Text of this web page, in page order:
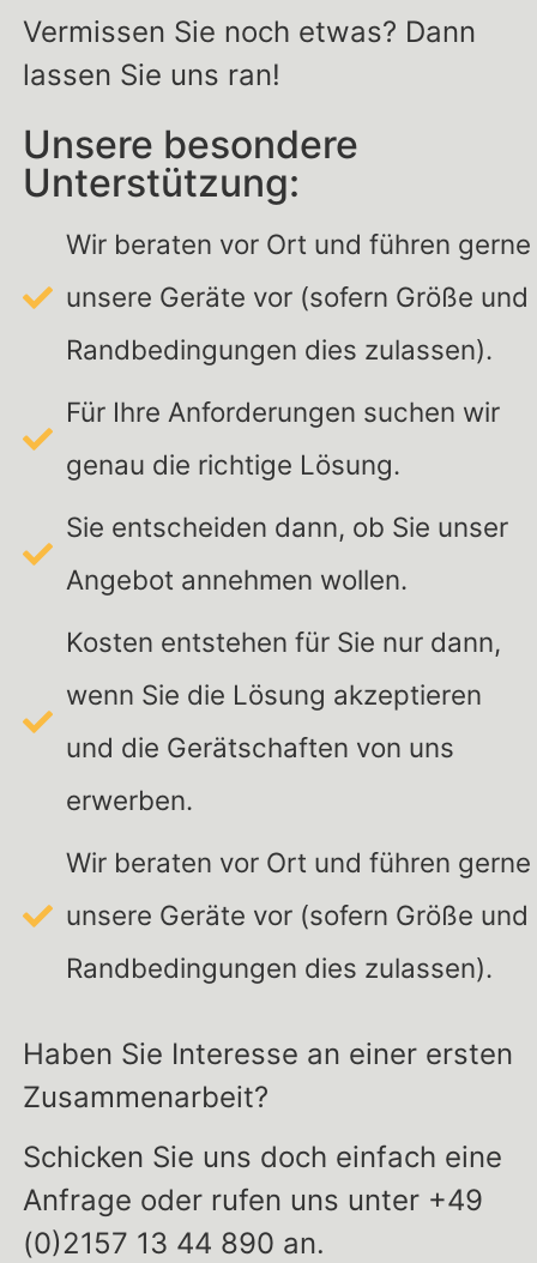
Vermissen Sie noch etwas? Dann
lassen Sie uns ran!
Unsere besondere
Unterstützung:
Wir beraten vor Ort und führen gerne
unsere Geräte vor (sofern Größe und
Randbedingungen dies zulassen).
Für Ihre Anforderungen suchen wir
genau die richtige Lösung.
Sie entscheiden dann, ob Sie unser
Angebot annehmen wollen.
Kosten entstehen für Sie nur dann,
wenn Sie die Lösung akzeptieren
und die Gerätschaften von uns
erwerben.
Wir beraten vor Ort und führen gerne
unsere Geräte vor (sofern Größe und
Randbedingungen dies zulassen).
Haben Sie Interesse an einer ersten
Zusammenarbeit?
Schicken Sie uns doch einfach eine
Anfrage oder rufen uns unter +49
(0)2157 13 44 890 an.